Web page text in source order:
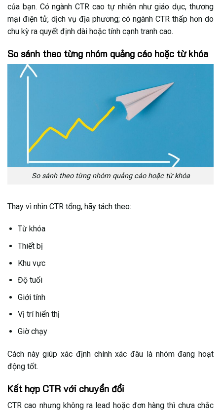
của bạn. Có ngành CTR cao tự nhiên như giáo dục, thương
mại điện tử, dịch vụ địa phương; có ngành CTR thấp hơn do
chu kỳ ra quyết định dài hoặc tính cạnh tranh cao.
So sánh theo từng nhóm quảng cáo hoặc từ khóa
So sánh theo từng nhóm quảng cáo hoặc từ khóa
Thay vì nhìn CTR tổng, hãy tách theo:
Từ khóa
Thiết bị
Khu vực
Độ tuổi
Giới tính
Vị trí hiển thị
Giờ chạy
Cách này giúp xác định chính xác đâu là nhóm đang hoạt
động tốt.
Kết hợp CTR với chuyển đổi
CTR cao nhưng không ra lead hoặc đơn hàng thì chưa chắc